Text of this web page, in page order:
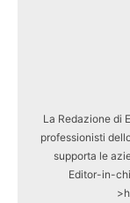
La Redazione di
professionisti
supporta le
Editor-in-